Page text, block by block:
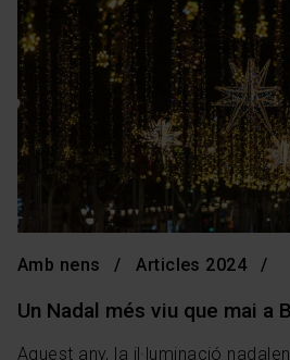
Amb nens Articles 2024
Un Nadal més viu que mai a
Aquest any, la il·luminació